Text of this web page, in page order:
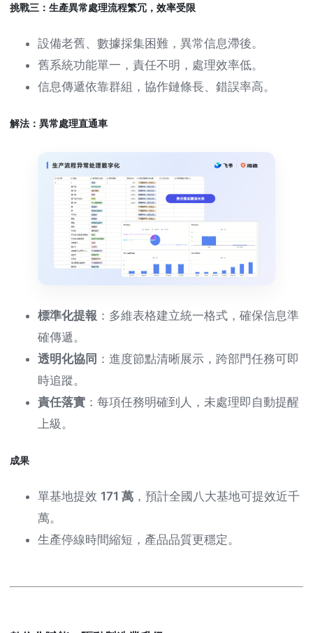
挑戰三：生產異常處理流程繁冗，效率受限
設備老舊、數據採集困難，異常信息滯後。
舊系統功能單一，責任不明，處理效率低。
信息傳遞依靠群組，協作鏈條長、錯誤率高。
解法：異常處理直通車
標準化提報 ：多維表格建立統一格式，確保信息準
確傳遞。
透明化協同 ：進度節點清晰展示，跨部門任務可即
時追蹤。
責任落實 ：每項任務明確到人，未處理即自動提醒
上級。
成果
單基地提效 171 萬 ，預計全國八大基地可提效近千
萬。
生產停線時間縮短，產品品質更穩定。